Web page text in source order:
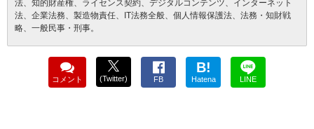
法、知的財産権、ライセンス契約、デジタルコンテンツ、インターネット
法、企業法務、製造物責任、IT法務全般、個人情報保護法、法務・知財戦
略、一般民事・刑事。
コメント (Twitter) FB
B!
Hatena LINE